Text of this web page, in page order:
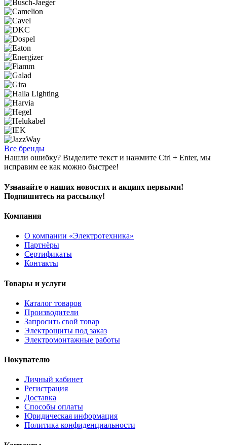
Все бренды
Нашли ошибку? Выделите текст и нажмите Ctrl + Enter, мы
исправим ее как можно быстрее!
Узнавайте о наших новостях и акциях первыми!
Подпишитесь на рассылку!
Компания
О компании «Электротехника»
Партнёры
Сертификаты
Контакты
Товары и услуги
Каталог товаров
Производители
Запросить свой товар
Электрощиты под заказ
Электромонтажные работы
Покупателю
Личный кабинет
Регистрация
Доставка
Способы оплаты
Юридическая информация
Политика конфиденциальности